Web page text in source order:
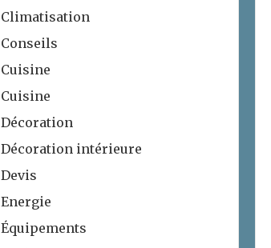
Climatisation
Conseils
Cuisine
Cuisine
Décoration
Décoration intérieure
Devis
Energie
Équipements